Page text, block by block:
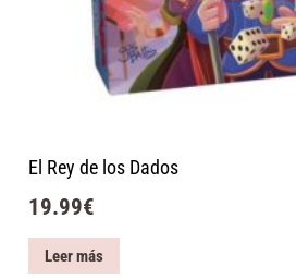
El Rey de los Dados
19.99€
Leer más